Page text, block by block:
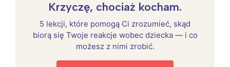
Krzyczę, chociaż kocham.
5 lekcji, które pomogą Ci zrozumieć, skąd
biorą się Twoje reakcje wobec dziecka — i co
możesz z nimi zrobić.